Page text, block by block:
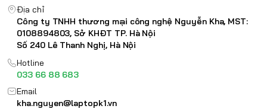
Địa chỉ
Công ty TNHH thương mại công nghệ Nguyễn Kha, MST:
0108894803, Sở KHĐT TP. Hà Nội
Số 240 Lê Thanh Nghị, Hà Nội
Hotline
033 66 88 683
Email
kha.nguyen@laptopk1.vn